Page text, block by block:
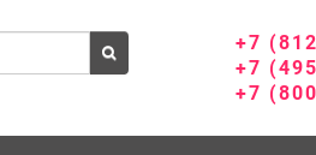
+7
+7
+7